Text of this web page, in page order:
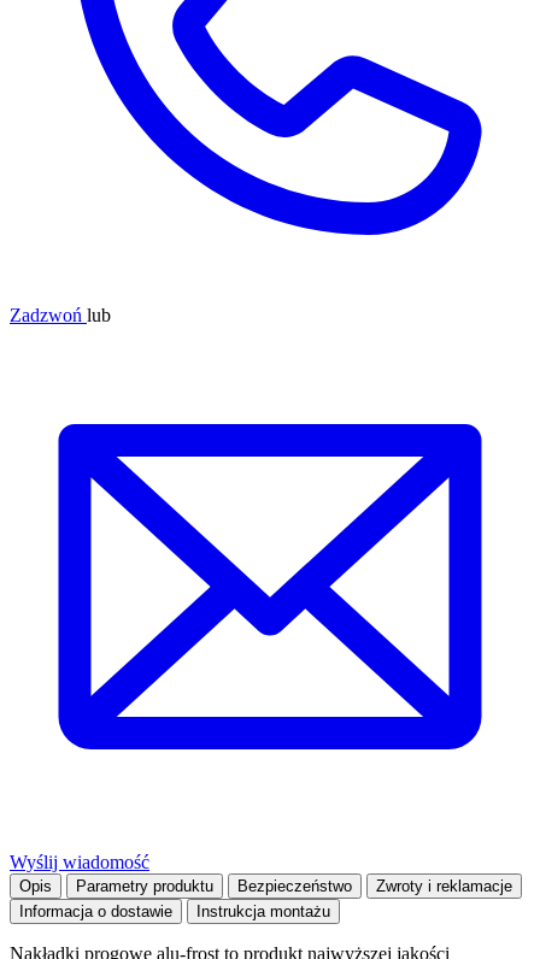
Zadzwoń lub
Wyślij wiadomość
Opis Parametry produktu Bezpieczeństwo
Zwroty i reklamacje
Informacja o dostawie
Instrukcja montażu
Nakładki progowe alu-frost to produkt najwyższej jakości